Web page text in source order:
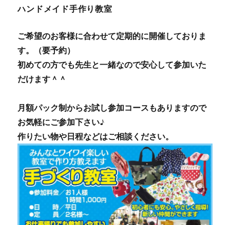
ハンドメイド手作り教室
ご希望のお客様に合わせて定期的に開催しておりま
す。（要予約）
初めての方でも先生と一緒なので安心して参加いた
だけます＾＾
月額パック制からお試し参加コースもありますので
お気軽にご参加下さい♪
作りたい物や日程などはご相談ください。